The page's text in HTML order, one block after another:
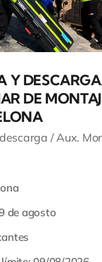
Y
DE
/ Aux.
de agosto